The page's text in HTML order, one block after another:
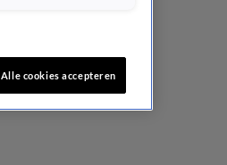
Alle cookies accepteren